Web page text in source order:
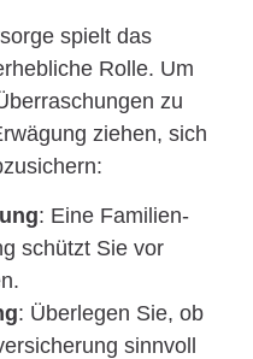
spielt das
Rolle. Um
zu
ziehen, sich
: Eine Familien-
schützt Sie vor
: Überlegen Sie, ob
sinnvoll